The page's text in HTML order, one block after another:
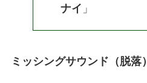
ナイ 」
ミッシングサウンド（脱落）